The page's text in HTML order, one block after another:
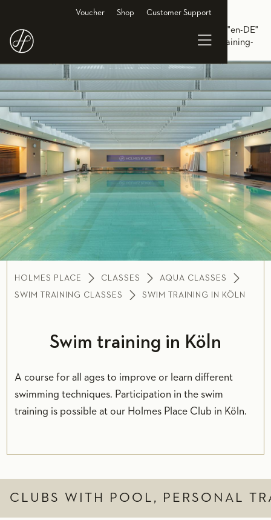
href="https://www.holmesplace.de/gruppenkurse-
cl/schwimmtraining-koln"/> <link rel="alternate" hreflang="en-DE"
href="https://en.holmesplace.de/groupclasses-cl/swim-training-
koln"/>
Voucher Shop Customer Support
HOLMES PLACE CLASSES
AQUA CLASSES
SWIM TRAINING CLASSES
SWIM TRAINING IN KÖLN
Swim training in Köln
A course for all ages to improve or learn different
swimming techniques. Participation in the swim
training is possible at our Holmes Place Club in Köln.
CLUBS WITH POOL, PERSONAL